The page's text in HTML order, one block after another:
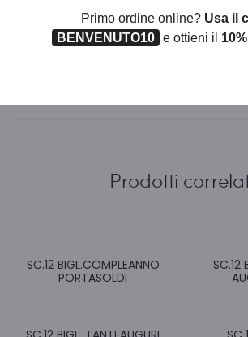
Pezzi per confezione
Prodotti
SC.12 BIGL.COMPLEANNO
PORTASOLDI
SC.12
Primo ordine online? Usa il
BENVENUTO10
e ottieni il